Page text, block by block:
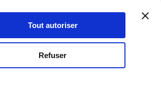
Tout autoriser
Refuser
Se connecter